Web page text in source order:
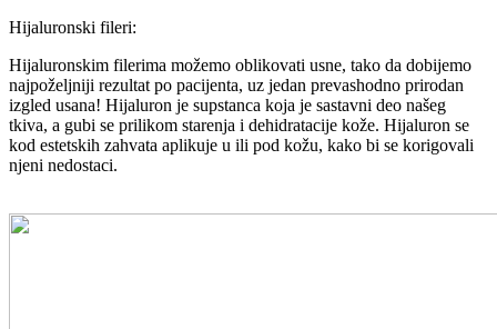
Hijaluronski fileri:
Hijaluronskim filerima možemo oblikovati usne, tako da dobijemo
najpoželjniji rezultat po pacijenta, uz jedan prevashodno prirodan
izgled usana! Hijaluron je supstanca koja je sastavni deo našeg
tkiva, a gubi se prilikom starenja i dehidratacije kože. Hijaluron se
kod estetskih zahvata aplikuje u ili pod kožu, kako bi se korigovali
njeni nedostaci.